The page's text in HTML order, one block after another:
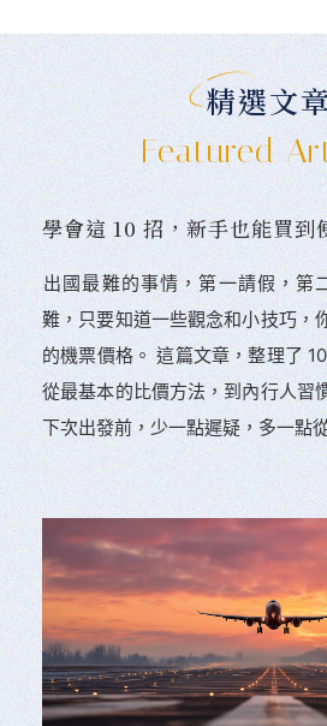
精選文
Featured
學會這 10 招，新手也能買到
出國最難的事情，第一請假，第
難，只要知道一些觀念和小技巧，
的機票價格。 這篇文章，整理了
從最基本的比價方法，到內行人習
下次出發前，少一點遲疑，多一點